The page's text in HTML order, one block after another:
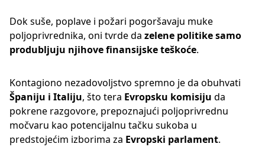
Dok suše, poplave i požari pogoršavaju muke
poljoprivrednika, oni tvrde da zelene politike samo
produbljuju njihove finansijske teškoće.
Kontagiono nezadovoljstvo spremno je da obuhvati
Španiju i Italiju, što tera Evropsku komisiju da
pokrene razgovore, prepoznajući poljoprivrednu
močvaru kao potencijalnu tačku sukoba u
predstojećim izborima za Evropski parlament.